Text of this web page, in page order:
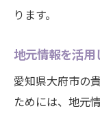
貴金属
地元企
地元
ります。
地元情報を活
愛知県大府市の
ためには、地元